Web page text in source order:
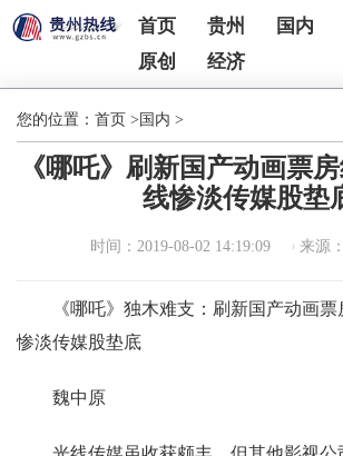
首页 贵州 国内
原创
经济
您的位置： 首页 > 国内 >
《哪吒》刷新国产动画票
线惨淡传媒股垫
时间：2019-08-02 14:19:09 来源
《哪吒》独木难支：刷新国产动画
惨淡传媒股垫底
魏中原